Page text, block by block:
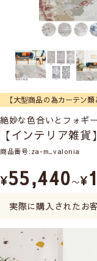
【大型商品の為カーテン類
絶妙な色合いとフォギ
【インテリア雑
商品番号 za-m_valonia
¥55,440〜¥
実際に購入されたお